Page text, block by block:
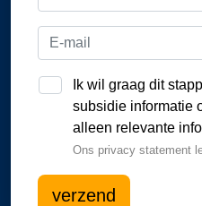
Ik wil graag dit
subsidie informatie
alleen relevante
Ons privacy statement
verzend